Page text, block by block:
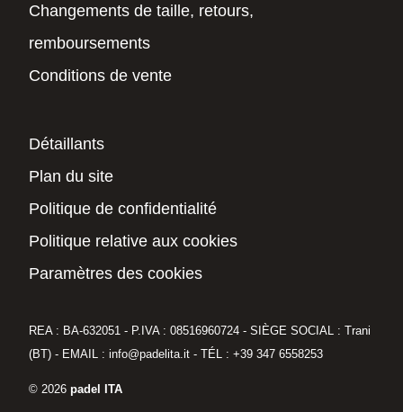
Changements de taille, retours,
remboursements
Conditions de vente
Détaillants
Plan du site
Politique de confidentialité
Politique relative aux cookies
Paramètres des cookies
REA : BA-632051 - P.IVA : 08516960724 - SIÈGE SOCIAL : Trani
(BT) - EMAIL : info@padelita.it - TÉL : +39 347 6558253
© 2026 padel ITA